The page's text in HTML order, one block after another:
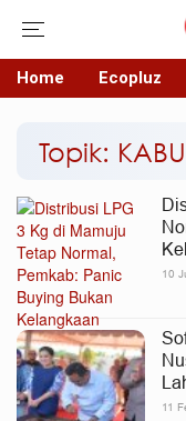
Home Ecopluz
Topik:
10
11